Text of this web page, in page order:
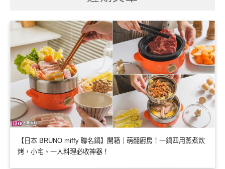
【日本 BRUNO miffy 聯名鍋】開箱｜萌翻廚房！一鍋四用蒸煮炊
烤，小宅、一人料理必收神器！